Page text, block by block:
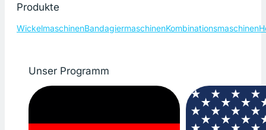
Produkte
WickelmaschinenBandagiermaschinenKombinationsmaschinen
Unser Programm